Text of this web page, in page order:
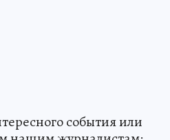
события или